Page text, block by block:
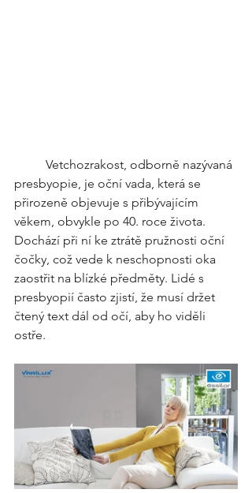
presbyopie, je oční vada, která se
přirozeně objevuje s přibývajícím
věkem, obvykle po 40. roce života.
Dochází při ní ke ztrátě pružnosti oční
čočky, což vede k neschopnosti oka
zaostřit na blízké předměty. Lidé s
presbyopií často zjistí, že musí držet
čtený text dál od očí, aby ho viděli
ostře.